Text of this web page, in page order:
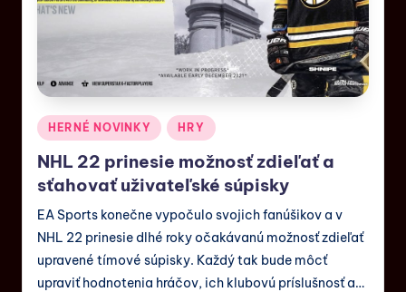
HERNÉ NOVINKY HRY
NHL 22 prinesie možnosť zdieľať a
sťahovať uživateľské súpisky
EA Sports konečne vypočulo svojich fanúšikov a v
NHL 22 prinesie dlhé roky očakávanú možnosť zdieľať
upravené tímové súpisky. Každý tak bude môcť
upraviť hodnotenia hráčov, ich klubovú príslušnosť a…